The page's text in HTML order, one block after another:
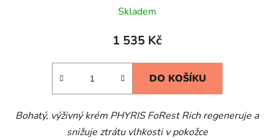
Skladem
1 535 Kč
DO KOŠÍKU
Bohatý, výživný krém PHYRIS FoRest Rich regeneruje a
snižuje ztrátu vlhkosti v pokožce